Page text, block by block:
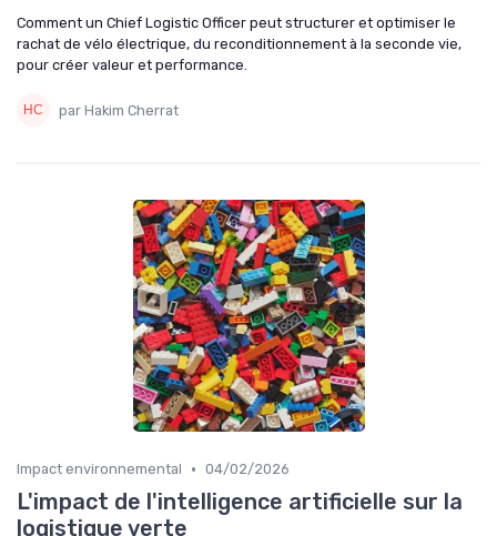
Comment un Chief Logistic Officer peut structurer et optimiser le
rachat de vélo électrique, du reconditionnement à la seconde vie,
pour créer valeur et performance.
par Hakim Cherrat
Impact environnemental • 04/02/2026
L'impact de l'intelligence artificielle sur la
logistique verte